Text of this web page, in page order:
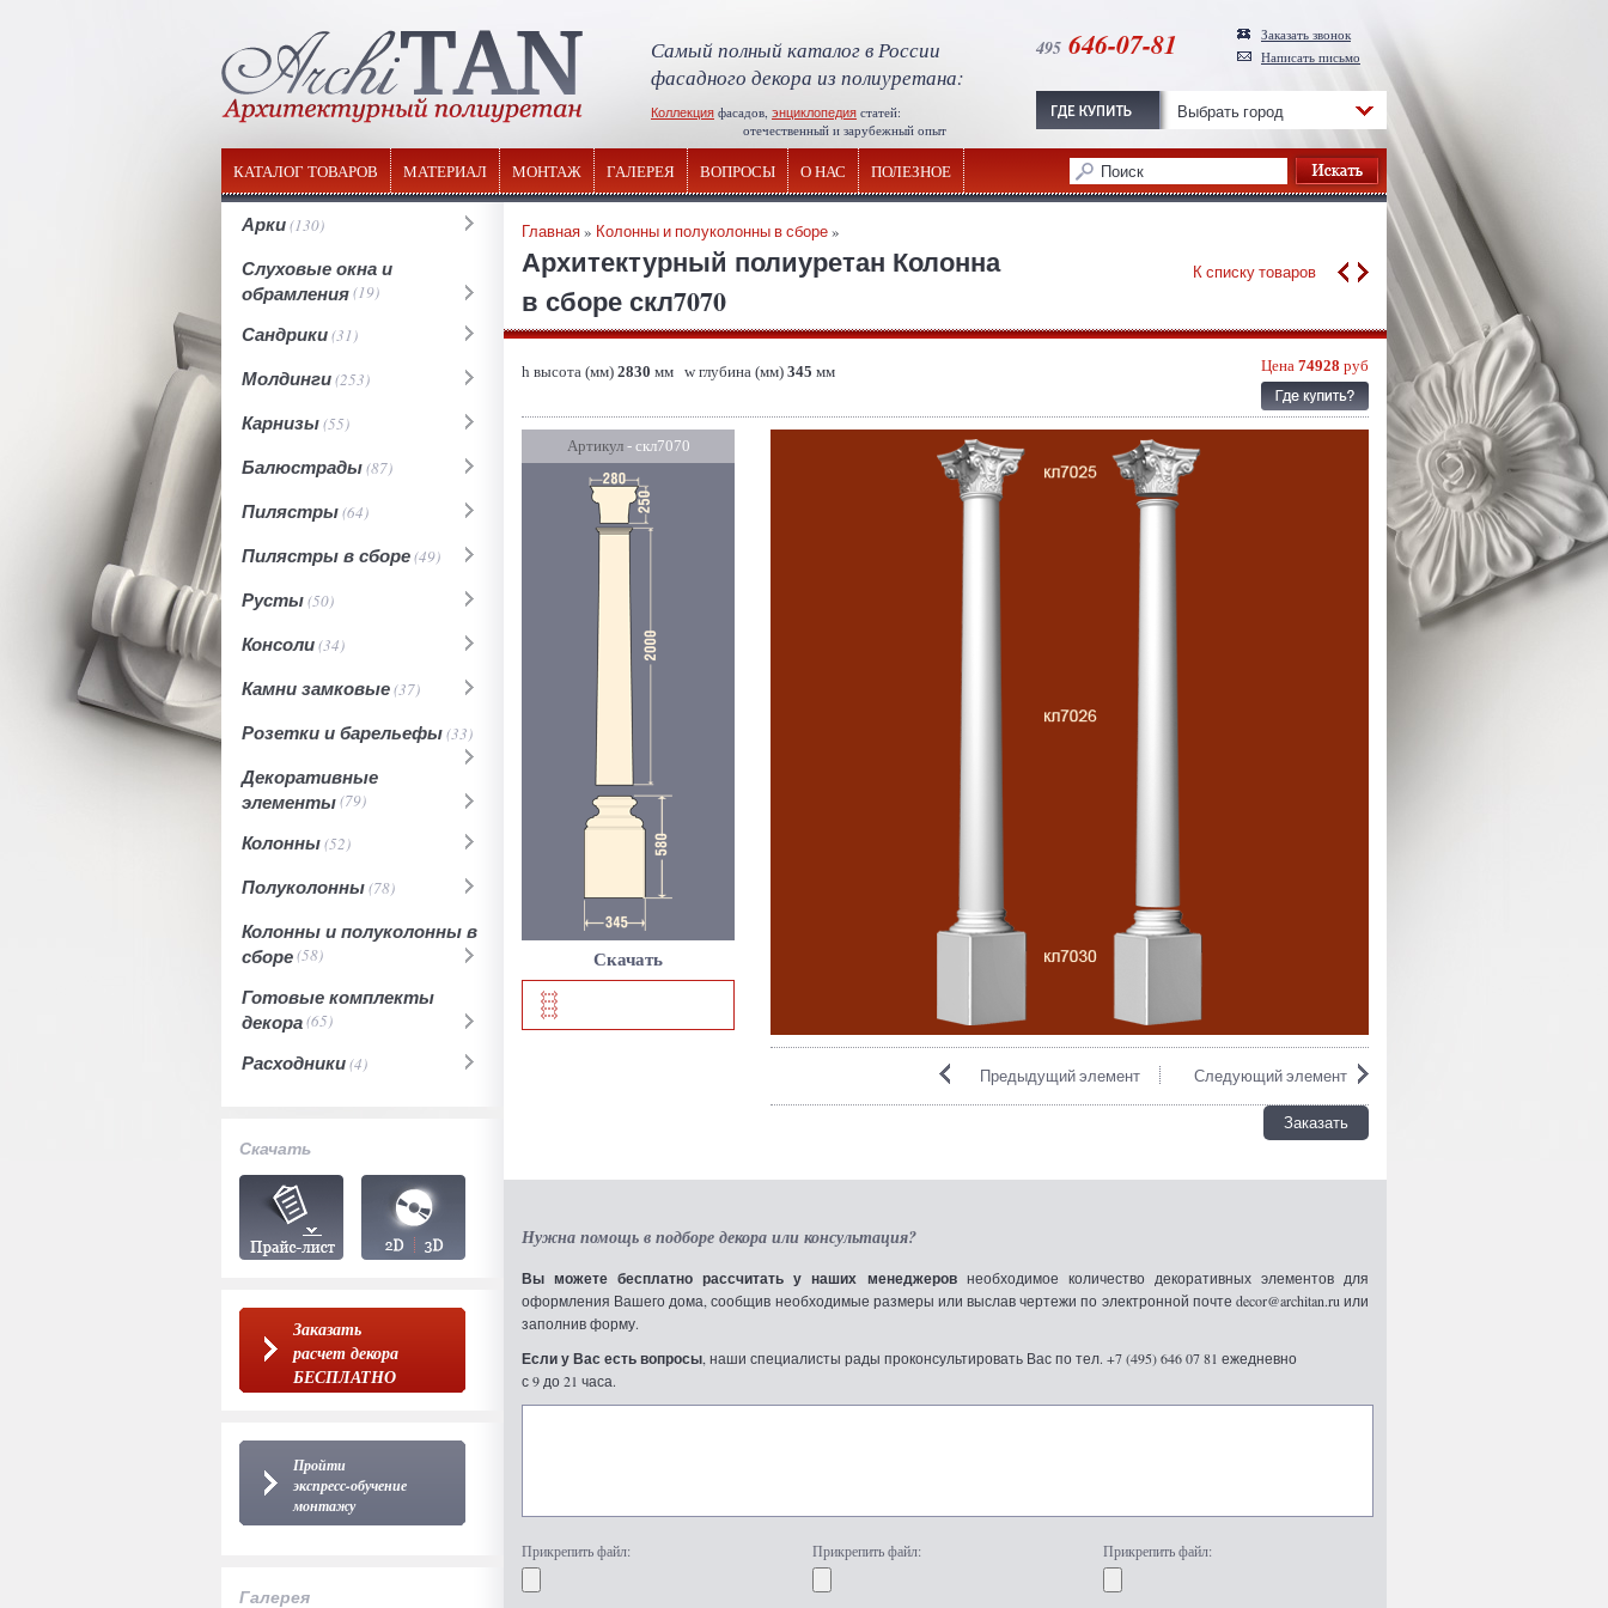
Самый полный каталог в России
фасадного декора из полиуретана:
Коллекция фасадов, энциклопедия статей:
отечественный и зарубежный опыт
495 646-07-81
Заказать звонок
Написать письмо
Выбрать город
КАТАЛОГ ТОВАРОВ МАТЕРИАЛ МОНТАЖ ГАЛЕРЕЯ ВОПРОСЫ О НАС ПОЛЕЗНОЕ
Арки(130)
Слуховые окна и
обрамления(19)
Сандрики(31)
Молдинги(253)
Карнизы(55)
Балюстрады(87)
Пилястры(64)
Пилястры в сборе(49)
Русты(50)
Консоли(34)
Камни замковые(37)
Розетки и барельефы(33)
Декоративные
элементы(79)
Колонны(52)
Полуколонны(78)
Колонны и полуколонны в
сборе(58)
Готовые комплекты
декора(65)
Расходники(4)
Скачать
Заказать
расчет декора
БЕСПЛАТНО
Пройти
экспресс-обучение
монтажу
Галерея
Главная» Колонны и полуколонны в сборе»
Архитектурный полиуретан Колонна
в сборе скл7070
К списку товаров
h высота (мм) 2830 мм w глубина (мм) 345 мм Цена 74928 руб
Артикул- скл7070
Скачать
Следующий элемент
Предыдущий элемент
Заказать
Нужна помощь в подборе декора или консультация?
Вы можете бесплатно рассчитать у наших менеджеровнеобходимое количество декоративных элементов для
оформления Вашего дома, сообщив необходимые размеры или выслав чертежи по электронной почте decor@architan.ru или
заполнив форму.
Если у Вас есть вопросы , наши специалисты рады проконсультировать Вас по тел. +7 (495) 646 07 81 ежедневно
с 9 до 21 часа.
Прикрепить файл: Прикрепить файл: Прикрепить файл: